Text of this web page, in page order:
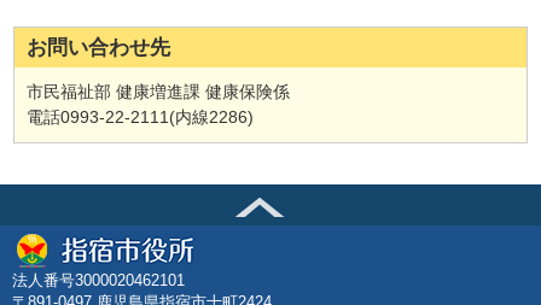
お問い合わせ先
市民福祉部 健康増進課 健康保険係
電話0993-22-2111(内線2286)
法人番号3000020462101